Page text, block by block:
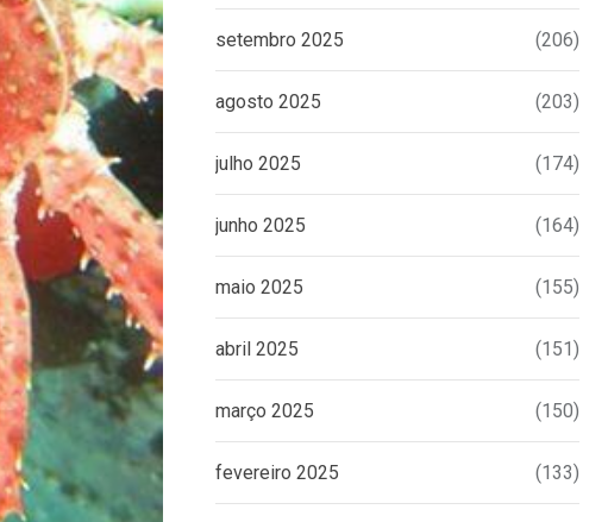
setembro 2025 (206)
agosto 2025 (203)
julho 2025 (174)
junho 2025 (164)
maio 2025 (155)
abril 2025 (151)
março 2025 (150)
fevereiro 2025 (133)